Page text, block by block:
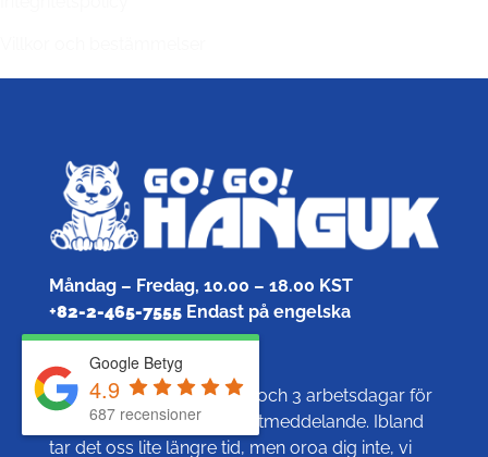
Google Betyg
4.9
687 recensioner
Måndag – Fredag, 10.00 – 18.00 KST
+82-2-465-7555Endast på engelska
info@gogohanguk.com
Vanligtvis tar det mellan 1 och 3 arbetsdagar för
oss att svara på ditt e-postmeddelande. Ibland
tar det oss lite längre tid, men oroa dig inte, vi